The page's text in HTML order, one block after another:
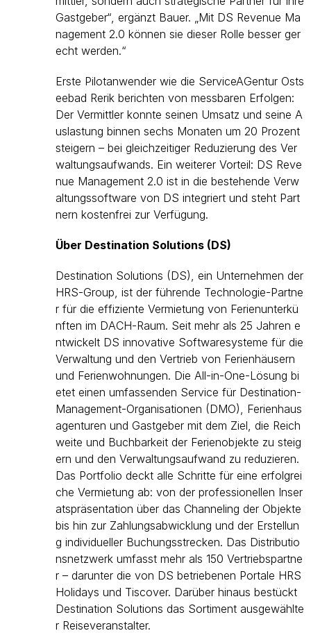
Gastgeber“, ergänzt Bauer. „Mit DS Revenue Ma
nagement 2.0 können sie dieser Rolle besser ger
echt werden.“
Erste Pilotanwender wie die ServiceAGentur Osts
eebad Rerik berichten von messbaren Erfolgen:
Der Vermittler konnte seinen Umsatz und seine A
uslastung binnen sechs Monaten um 20 Prozent
steigern – bei gleichzeitiger Reduzierung des Ver
waltungsaufwands. Ein weiterer Vorteil: DS Reve
nue Management 2.0 ist in die bestehende Verw
altungssoftware von DS integriert und steht Part
nern kostenfrei zur Verfügung.
Über Destination Solutions (DS)
Destination Solutions (DS), ein Unternehmen der
HRS-Group, ist der führende Technologie-Partne
r für die effiziente Vermietung von Ferienunterkü
nften im DACH-Raum. Seit mehr als 25 Jahren e
ntwickelt DS innovative Softwaresysteme für die
Verwaltung und den Vertrieb von Ferienhäusern
und Ferienwohnungen. Die All-in-One-Lösung bi
etet einen umfassenden Service für Destination-
Management-Organisationen (DMO), Ferienhaus
agenturen und Gastgeber mit dem Ziel, die Reich
weite und Buchbarkeit der Ferienobjekte zu steig
ern und den Verwaltungsaufwand zu reduzieren.
Das Portfolio deckt alle Schritte für eine erfolgrei
che Vermietung ab: von der professionellen Inser
atspräsentation über das Channeling der Objekte
bis hin zur Zahlungsabwicklung und der Erstellun
g individueller Buchungsstrecken. Das Distributio
nsnetzwerk umfasst mehr als 150 Vertriebspartne
r – darunter die von DS betriebenen Portale HRS
Holidays und Tiscover. Darüber hinaus bestückt
Destination Solutions das Sortiment ausgewählte
r Reiseveranstalter.